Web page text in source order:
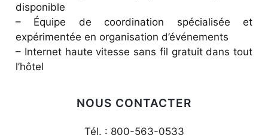
disponible
– Équipe de coordination spécialisée et
expérimentée en organisation d’événements
– Internet haute vitesse sans fil gratuit dans tout
l’hôtel
NOUS CONTACTER
Tél. : 800-563-0533